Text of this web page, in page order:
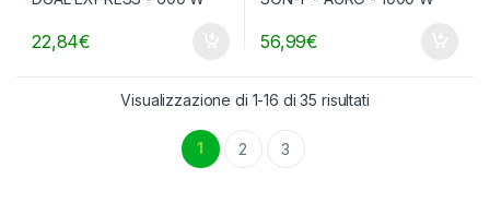
22,84€ 56,99€
Visualizzazione di 1-16 di 35 risultati
1 2 3